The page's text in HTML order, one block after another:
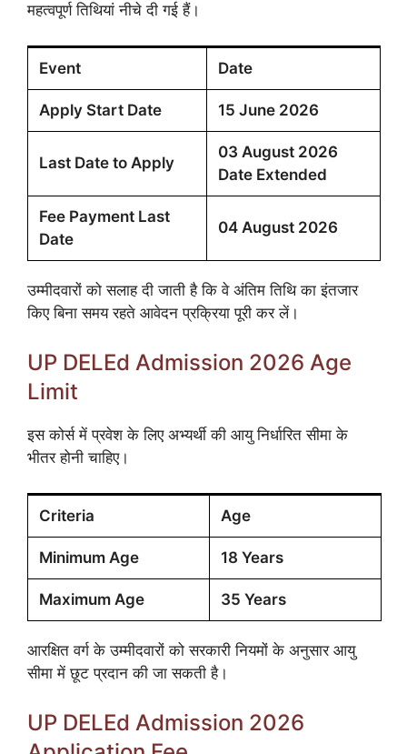
महत्वपूर्ण तिथियां नीचे दी गई हैं।
Event Date
Apply Start Date 15 June 2026
Last Date to Apply
03 August 2026
Date Extended
Fee Payment Last
Date
04 August 2026
उम्मीदवारों को सलाह दी जाती है कि वे अंतिम तिथि का इंतजार
किए बिना समय रहते आवेदन प्रक्रिया पूरी कर लें।
UP DELEd Admission 2026 Age
Limit
इस कोर्स में प्रवेश के लिए अभ्यर्थी की आयु निर्धारित सीमा के
भीतर होनी चाहिए।
Criteria Age
Minimum Age 18 Years
Maximum Age 35 Years
आरक्षित वर्ग के उम्मीदवारों को सरकारी नियमों के अनुसार आयु
सीमा में छूट प्रदान की जा सकती है।
UP DELEd Admission 2026